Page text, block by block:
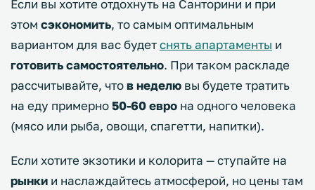
Если вы хотите отдохнуть на Санторини и при
этом сэкономить, то самым оптимальным
вариантом для вас будетснять апартаменты и
готовить самостоятельно. При таком раскладе
рассчитывайте, чтов неделю вы будете тратить
на еду примерно50-60 евро на одного человека
(мясо или рыба, овощи, спагетти, напитки).
Если хотите экзотики и колорита — ступайте на
рынки и наслаждайтесь атмосферой, но цены там